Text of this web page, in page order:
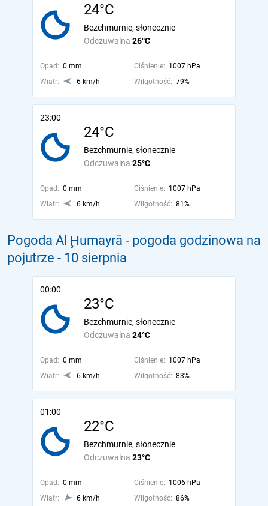
24°C
Odczuwalna 26°C
Bezchmurnie, słonecznie
Opad: 0 mm Ciśnienie: 1007 hPa
Wiatr:
6 km/h Wilgotność: 79%
23:00
24°C
Odczuwalna 25°C
Bezchmurnie, słonecznie
Opad: 0 mm Ciśnienie: 1007 hPa
Wiatr:
6 km/h Wilgotność: 81%
Pogoda Al Ḩumayrā - pogoda godzinowa na
pojutrze - 10 sierpnia
00:00
23°C
Odczuwalna 24°C
Bezchmurnie, słonecznie
Opad: 0 mm Ciśnienie: 1007 hPa
Wiatr:
6 km/h Wilgotność: 83%
01:00
22°C
Odczuwalna 23°C
Bezchmurnie, słonecznie
Opad: 0 mm Ciśnienie: 1006 hPa
Wiatr:
6 km/h Wilgotność: 86%